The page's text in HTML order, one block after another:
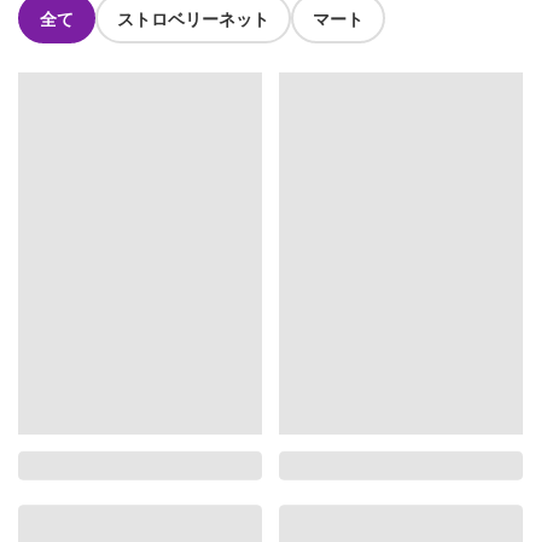
全て ストロベリーネット マート